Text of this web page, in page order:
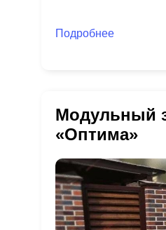
Подробнее
Модульный
«Оптима»